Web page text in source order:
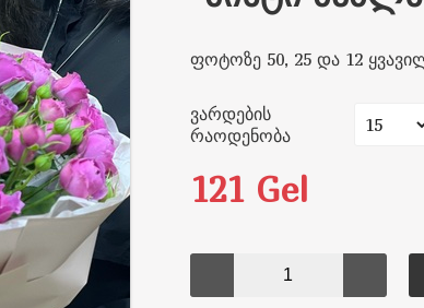
ფოტოზე 50, 25 და 12
ვარდების
რაოდენობა
121 Gel